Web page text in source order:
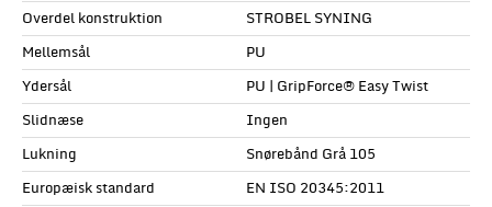
Overdel konstruktion
STROBEL SYNING
Mellemsål
PU
Ydersål
PU | GripForce® Easy Twist
Slidnæse
Ingen
Lukning
Snørebånd Grå 105
Europæisk standard
EN ISO 20345:2011